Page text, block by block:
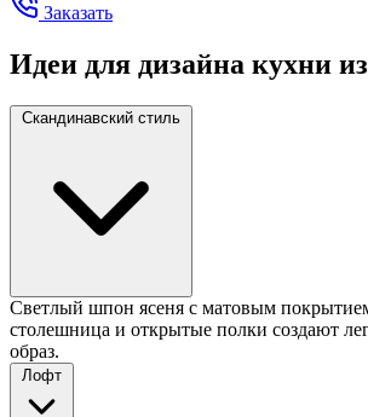
Заказать
Идеи для дизайна кухни
Скандинавский стиль
Светлый шпон ясеня с матовым
столешница и открытые полки создают
образ.
Лофт